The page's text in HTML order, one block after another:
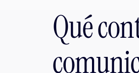
Qué